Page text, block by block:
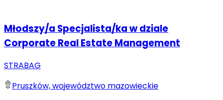
Młodszy/a Specjalista/ka w dziale
Corporate Real Estate Management
STRABAG
Pruszków, województwo mazowieckie